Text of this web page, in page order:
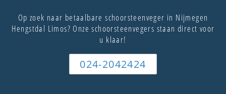
Op zoek naar betaalbare schoorsteenveger in Nijmegen
Hengstdal Limos? Onze schoorsteenvegers staan direct voor
u klaar!
024-2042424